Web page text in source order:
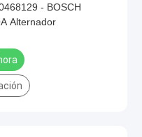
- BOSCH
Alternador